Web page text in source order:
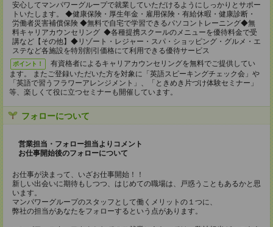
安心してマンパワーグループで就業していただけるようにしっかりとサポー
トいたします。 ◆健康保険・厚生年金・雇用保険・有給休暇・健康診断・
労働者災害補償保険 ◆無料で自宅で学習できるパソコントレーニング◆無
料キャリアカウンセリング ◆各種提携スクールのメニューを優待料金で受
講など【その他】◆リゾート・レジャー・スパ・ショッピング・グルメ・エ
ステなど各施設を特別割引価格にて利用できる優待サービス
ポイント！
有資格者によるキャリアカウンセリングを無料でご提供してい
ます。 またご登録いただいた方を対象に「英語スピーキングチェック会」や
「英語で習うフラワーアレンジメント」、「ときめき片づけ体験セミナー」
等、楽しくて役に立つセミナーも開催しています。
フォローについて
営業担当・フォロー担当よりコメント
お仕事開始後のフォローについて
お仕事が決まって、いざお仕事開始！！
新しい出会いに期待もしつつ、はじめての職場は、戸惑うこともあるかと思
います。
マンパワーグループのスタッフとして働くメリットの１つに、
弊社の担当があなたをフォローするという点があります。